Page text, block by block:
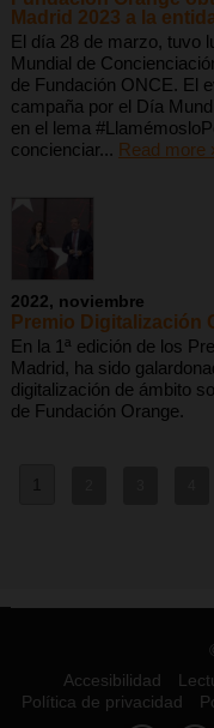
Madrid 2023 a la
El día 28 de marzo, tuvo
Mundial de
de Fundación ONCE. El
campaña por el Día
en el lema
concienciar... Read more
2022, noviembre
Premio Digitalización
En la 1ª edición de los
Madrid, ha sido
digitalización de ámbito
de Fundación Orange.
Accesibilidad
Política de privacidad